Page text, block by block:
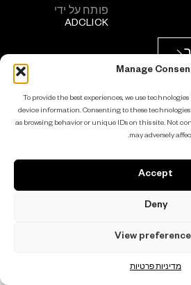
Manage
To provide the best experiences, we use
device information. Consenting to these
as browsing behavior or unique IDs on this site. Not
may adversely
Accept
Deny
View
מדיניות פרטיות
פותח על ידי
ADCLICK